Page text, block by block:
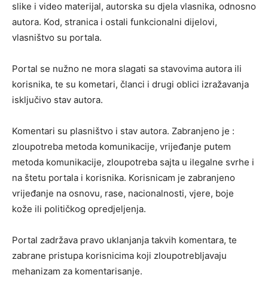
slike i video materijal, autorska su djela vlasnika, odnosno
autora. Kod, stranica i ostali funkcionalni dijelovi,
vlasništvo su portala.
Portal se nužno ne mora slagati sa stavovima autora ili
korisnika, te su kometari, članci i drugi oblici izražavanja
isključivo stav autora.
Komentari su plasništvo i stav autora. Zabranjeno je :
zloupotreba metoda komunikacije, vrijeđanje putem
metoda komunikacije, zloupotreba sajta u ilegalne svrhe i
na štetu portala i korisnika. Korisnicam je zabranjeno
vrijeđanje na osnovu, rase, nacionalnosti, vjere, boje
kože ili političkog opredjeljenja.
Portal zadržava pravo uklanjanja takvih komentara, te
zabrane pristupa korisnicima koji zloupotrebljavaju
mehanizam za komentarisanje.